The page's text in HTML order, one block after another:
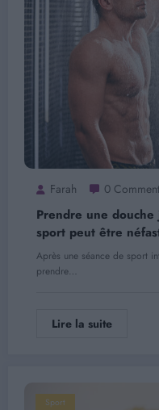
Farah 0
Prendre une
sport peut être
Après une séance de sport
prendre…
Lire la suite
Sport